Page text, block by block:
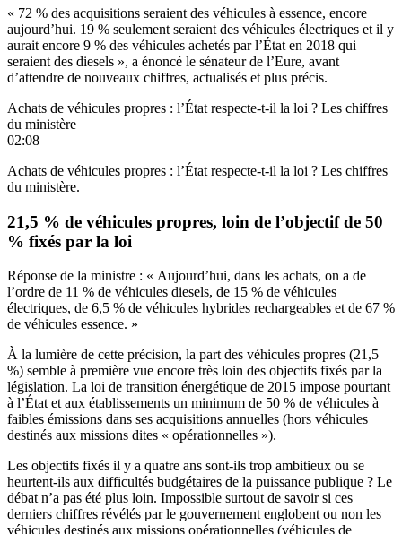
« 72 % des acquisitions seraient des véhicules à essence, encore
aujourd’hui. 19 % seulement seraient des véhicules électriques et il y
aurait encore 9 % des véhicules achetés par l’État en 2018 qui
seraient des diesels », a énoncé le sénateur de l’Eure, avant
d’attendre de nouveaux chiffres, actualisés et plus précis.
Achats de véhicules propres : l’État respecte-t-il la loi ? Les chiffres
du ministère
02:08
Achats de véhicules propres : l’État respecte-t-il la loi ? Les chiffres
du ministère.
21,5 % de véhicules propres, loin de l’objectif de 50
% fixés par la loi
Réponse de la ministre : « Aujourd’hui, dans les achats, on a de
l’ordre de 11 % de véhicules diesels, de 15 % de véhicules
électriques, de 6,5 % de véhicules hybrides rechargeables et de 67 %
de véhicules essence. »
À la lumière de cette précision, la part des véhicules propres (21,5
%) semble à première vue encore très loin des objectifs fixés par la
législation. La loi de transition énergétique de 2015 impose pourtant
à l’État et aux établissements un minimum de 50 % de véhicules à
faibles émissions dans ses acquisitions annuelles (hors véhicules
destinés aux missions dites « opérationnelles »).
Les objectifs fixés il y a quatre ans sont-ils trop ambitieux ou se
heurtent-ils aux difficultés budgétaires de la puissance publique ? Le
débat n’a pas été plus loin. Impossible surtout de savoir si ces
derniers chiffres révélés par le gouvernement englobent ou non les
véhicules destinés aux missions opérationnelles (véhicules de